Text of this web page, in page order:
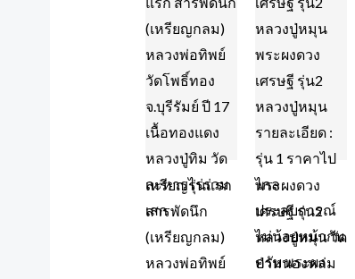
เหรียญรุ่นแรก
สารพัดนึก
(เหรียญกลม)
หลวงพ่อทิพย์
พระผงดวง
เศรษฐี รุ่น2
หลวงปู่หมุน วัด
ป่าหนองหล่ม